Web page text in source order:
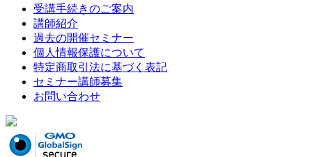
受講手続きのご案内
講師紹介
過去の開催セミナー
個人情報保護について
特定商取引法に基づく表記
セミナー講師募集
お問い合わせ